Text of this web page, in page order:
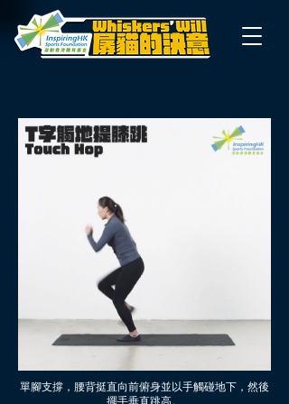
單腳支撐，腰背挺直向前俯身並以手觸碰地下，然後
擺手垂直跳高。